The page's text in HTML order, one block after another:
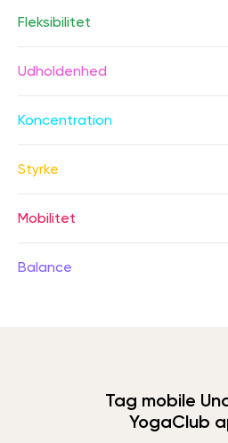
Fleksibilitet
Udholdenhed
Koncentration
Styrke
Mobilitet
Balance
Tag mobile
YogaClub